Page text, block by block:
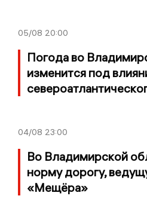
05/08 20:00
Погода во
изменится под
04/08 23:00
Во Владимирской
норму дорогу,
«Мещёра»